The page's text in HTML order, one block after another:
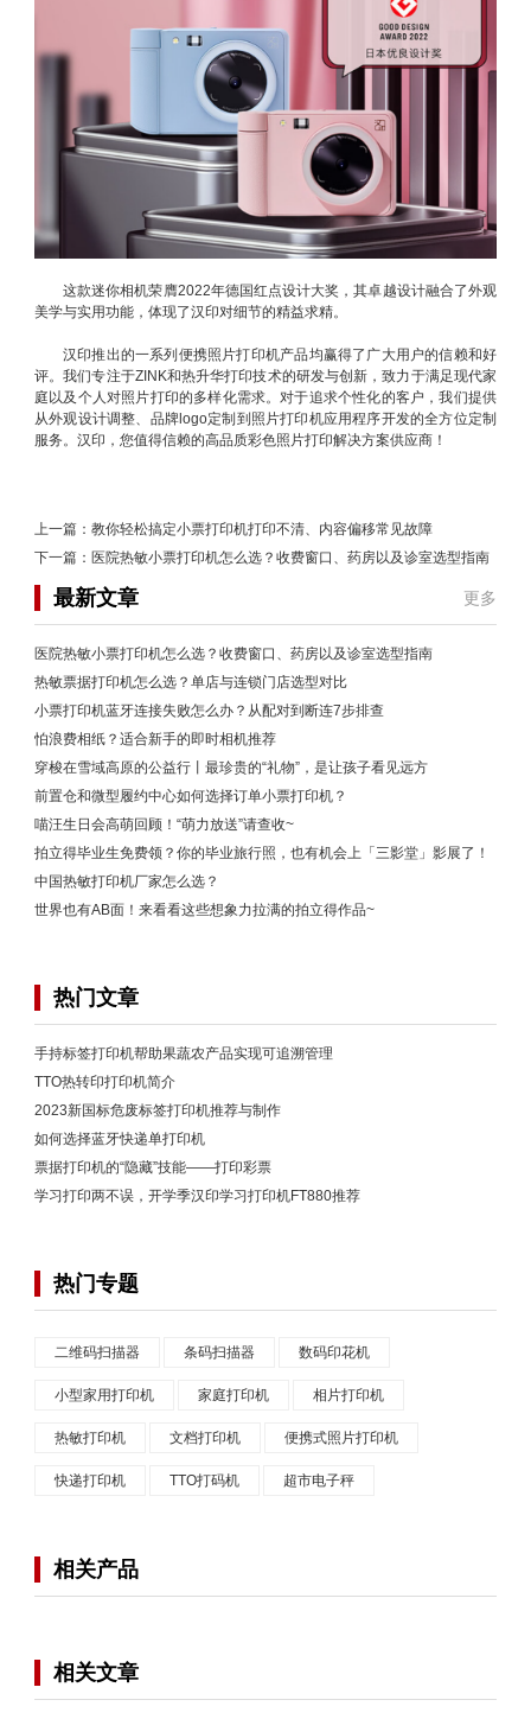
这款迷你相机荣膺2022年德国红点设计大奖，其卓越设计融合了外观
美学与实用功能，体现了汉印对细节的精益求精。
汉印推出的一系列便携照片打印机产品均赢得了广大用户的信赖和好
评。我们专注于ZINK和热升华打印技术的研发与创新，致力于满足现代家
庭以及个人对照片打印的多样化需求。对于追求个性化的客户，我们提供
从外观设计调整、品牌logo定制到照片打印机应用程序开发的全方位定制
服务。汉印，您值得信赖的高品质彩色照片打印解决方案供应商！
上一篇： 教你轻松搞定小票打印机打印不清、内容偏移常见故障
下一篇： 医院热敏小票打印机怎么选？收费窗口、药房以及诊室选型指南
最新文章 更多
医院热敏小票打印机怎么选？收费窗口、药房以及诊室选型指南
热敏票据打印机怎么选？单店与连锁门店选型对比
小票打印机蓝牙连接失败怎么办？从配对到断连7步排查
怕浪费相纸？适合新手的即时相机推荐
穿梭在雪域高原的公益行丨最珍贵的“礼物”，是让孩子看见远方
前置仓和微型履约中心如何选择订单小票打印机？
喵汪生日会高萌回顾！“萌力放送”请查收~
拍立得毕业生免费领？你的毕业旅行照，也有机会上「三影堂」影展了！
中国热敏打印机厂家怎么选？
世界也有AB面！来看看这些想象力拉满的拍立得作品~
热门文章
手持标签打印机帮助果蔬农产品实现可追溯管理
TTO热转印打印机简介
2023新国标危废标签打印机推荐与制作
如何选择蓝牙快递单打印机
票据打印机的“隐藏”技能——打印彩票
学习打印两不误，开学季汉印学习打印机FT880推荐
热门专题
二维码扫描器 条码扫描器 数码印花机
小型家用打印机 家庭打印机 相片打印机
热敏打印机 文档打印机 便携式照片打印机
快递打印机 TTO打码机 超市电子秤
相关产品
相关文章